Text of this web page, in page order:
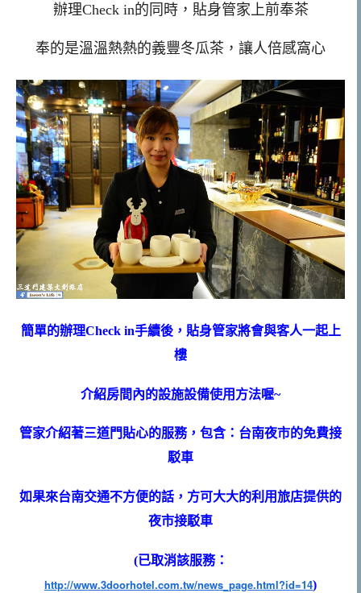
辦理Check in的同時，貼身管家上前奉茶
奉的是溫溫熱熱的義豐冬瓜茶，讓人倍感窩心
簡單的辦理Check in手續後，貼身管家將會與客人一起上
樓
介紹房間內的設施設備使用方法喔~
管家介紹著三道門貼心的服務，包含：台南夜市的免費接
駁車
如果來台南交通不方便的話，方可大大的利用旅店提供的
夜市接駁車
(已取消該服務：
http://www.3doorhotel.com.tw/news_page.html?id=14)